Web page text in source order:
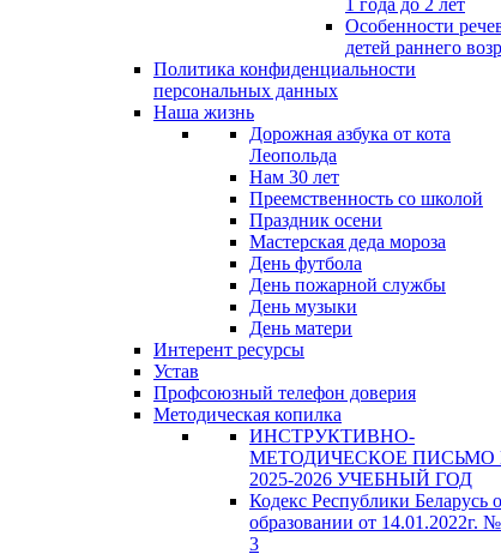
1 года до 2 лет
Особенности
детей раннего
Политика конфиденциальности
персональных данных
Наша жизнь
Дорожная азбука от кота
Леопольда
Нам 30 лет
Преемственность со школой
Праздник осени
Мастерская деда мороза
День футбола
День пожарной службы
День музыки
День матери
Интерент ресурсы
Устав
Профсоюзный телефон доверия
Методическая копилка
ИНСТРУКТИВНО-
МЕТОДИЧЕСКОЕ ПИСЬМО
2025-2026 УЧЕБНЫЙ ГОД
Кодекс Республики Беларусь
образовании от 14.01.2022г.
3